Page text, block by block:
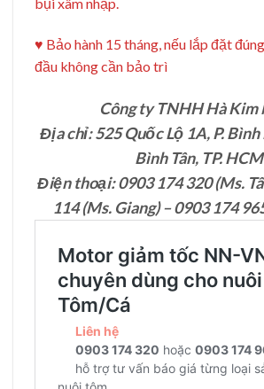
♥️ Bảo hành 15 tháng, nếu lắp đặt
đầu không cần bảo trì
Công ty TNHH Hà Kim
Địa chỉ:525 Quốc Lộ 1A, P.
Bình Tân, TP. HCM
Điện thoại:0903 174 320 (Ms.
114 (Ms. Giang) – 0903 174